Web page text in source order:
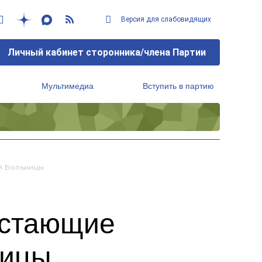
Версия для слабовидящих
Личный кабинет сторонника/члена Партии
Мультимедиа Вступить в партию
Больницы